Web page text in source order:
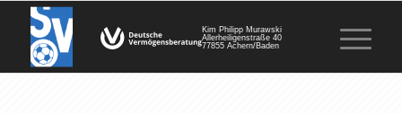
Kim Philipp Murawski
Allerheiligenstraße 40
77855 Achern/Baden